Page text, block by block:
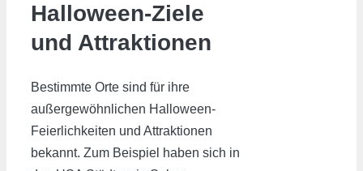
Halloween-Ziele
und Attraktionen
Bestimmte Orte sind für ihre
außergewöhnlichen Halloween-
Feierlichkeiten und Attraktionen
bekannt. Zum Beispiel haben sich in